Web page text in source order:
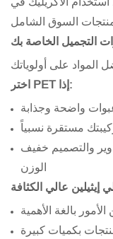
التجميل الخاصة بك
اختر PET إذا:
واضحة وجذابة
مستقرة نسبياً
والتصميم خفيف
الوزن
بالغة الأهمية
بكميات كبيرة